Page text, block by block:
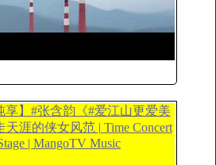
享】#张含韵《#爱江山更爱美
涯的侠女风范 | Time Concert
| MangoTV Music